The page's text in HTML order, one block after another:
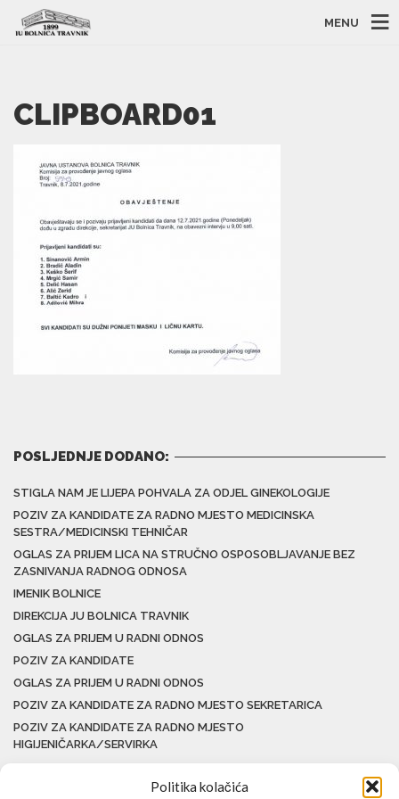
Politika kolačića
MENU
CLIPBOARD01
POSLJEDNJE DODANO:
STIGLA NAM JE LIJEPA POHVALA ZA ODJEL GINEKOLOGIJE
POZIV ZA KANDIDATE ZA RADNO MJESTO MEDICINSKA
SESTRA/MEDICINSKI TEHNIČAR
OGLAS ZA PRIJEM LICA NA STRUČNO OSPOSOBLJAVANJE BEZ
ZASNIVANJA RADNOG ODNOSA
IMENIK BOLNICE
DIREKCIJA JU BOLNICA TRAVNIK
OGLAS ZA PRIJEM U RADNI ODNOS
POZIV ZA KANDIDATE
OGLAS ZA PRIJEM U RADNI ODNOS
POZIV ZA KANDIDATE ZA RADNO MJESTO SEKRETARICA
POZIV ZA KANDIDATE ZA RADNO MJESTO
HIGIJENIČARKA/SERVIRKA